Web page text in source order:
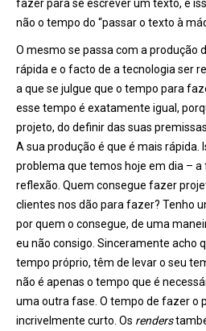
fazer para se escrever um texto, e
não o tempo do “passar o texto à
O mesmo se passa com a produção
rápida e o facto de a tecnologia ser
a que se julgue que o tempo para
esse tempo é exatamente igual,
projeto, do definir das suas
A sua produção é que é mais rápida.
problema que temos hoje em dia –
reflexão. Quem consegue fazer
clientes nos dão para fazer? Tenho
por quem o consegue, de uma
eu não consigo. Sinceramente acho
tempo próprio, têm de levar o seu
não é apenas o tempo que é
uma outra fase. O tempo de fazer o
incrivelmente curto. Os renders